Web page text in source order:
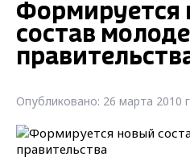
Формируется
состав
Опубликовано: 26 марта 2010